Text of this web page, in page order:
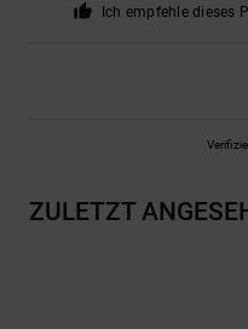
Ich empfehle dieses
ZULETZT